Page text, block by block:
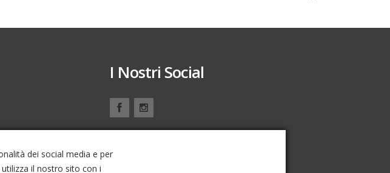
I Nostri Social
dei social media e per
il nostro sito con i